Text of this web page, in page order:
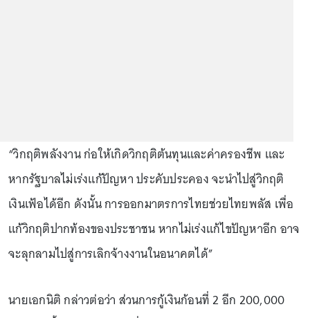
“วิกฤติพลังงาน ก่อให้เกิดวิกฤติต้นทุนและค่าครองชีพ และ
หากรัฐบาลไม่เร่งแก้ปัญหา ประคับประคอง จะนำไปสู่วิกฤติ
เงินเฟ้อได้อีก ดังนั้น การออกมาตรการไทยช่วยไทยพลัส เพื่อ
แก้วิกฤติปากท้องของประชาชน หากไม่เร่งแก้ไขปัญหาอีก อาจ
จะลุกลามไปสู่การเลิกจ้างงานในอนาคตได้”
นายเอกนิติ กล่าวต่อว่า ส่วนการกู้เงินก้อนที่ 2 อีก 200,000